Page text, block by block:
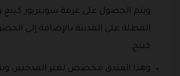
ويتم الحصول على غرفة سوبيريور كينغ
المطلة على المدينة بالإضافة إلى
كينج.
وهذا الفندق مخصص لغير المدخنين